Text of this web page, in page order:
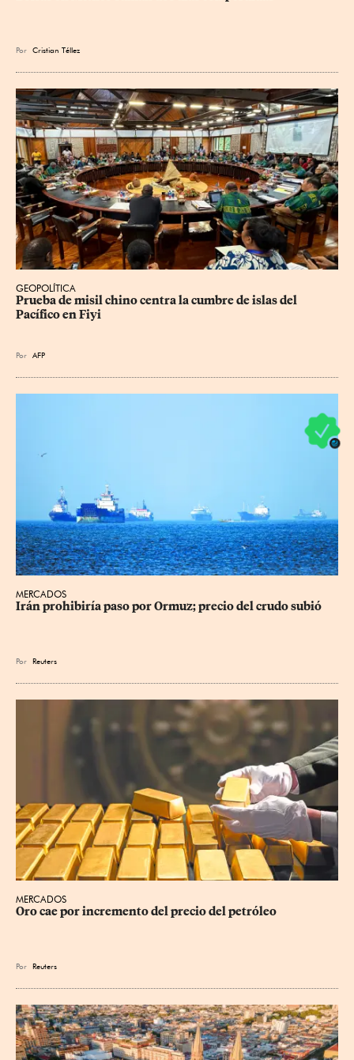
Por Cristian Téllez
GEOPOLÍTICA
Prueba de misil chino centra la cumbre de islas del
Pacífico en Fiyi
Por AFP
MERCADOS
Irán prohibiría paso por Ormuz; precio del crudo subió
Por Reuters
MERCADOS
Oro cae por incremento del precio del petróleo
Por Reuters